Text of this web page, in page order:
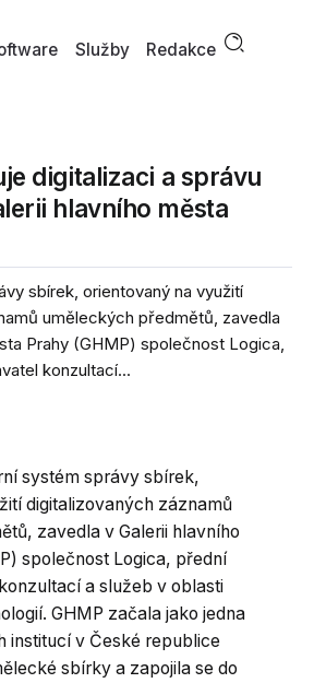
Služby Redakce
digitalizaci a správu
hlavního města
sbírek, orientovaný na využití
uměleckých předmětů, zavedla
Prahy (GHMP) společnost Logica,
konzultací...
systém správy sbírek,
digitalizovaných záznamů
zavedla v Galerii hlavního
společnost Logica, přední
a služeb v oblasti
GHMP začala jako jedna
institucí v České republice
sbírky a zapojila se do